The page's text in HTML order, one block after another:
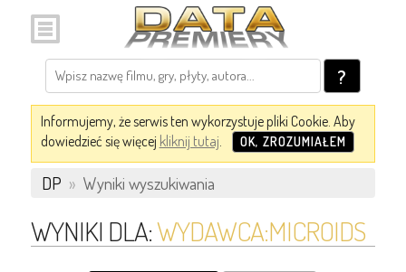
?
Informujemy, że serwis ten wykorzystuje pliki Cookie. Aby
dowiedzieć się więcej kliknij tutaj. OK, ZROZUMIAŁEM
DP » Wyniki wyszukiwania
WYNIKI DLA:WYDAWCA:MICROIDS